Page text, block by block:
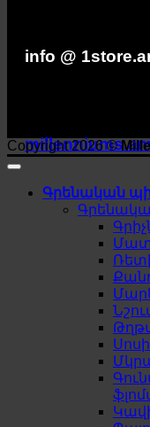
info @
Copyright 2026 ©
Գրենական